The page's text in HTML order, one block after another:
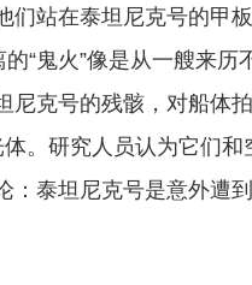
们站在泰坦尼克号的甲
“鬼火”像是从一艘来历
尼克号的残骸，对船体
。研究人员认为它们
：泰坦尼克号是意外遭